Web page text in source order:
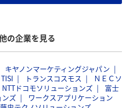
の企業を見る
キヤノンマーケティングジャパン
TISI トランスコスモス
ＮＥＣソ
NTTドコモソリューションズ
富士
ンズ
ワークスアプリケーション